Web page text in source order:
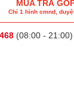
MUA TRẢ
Chỉ 1 hình cmnd,
(08:00 - 21:00)